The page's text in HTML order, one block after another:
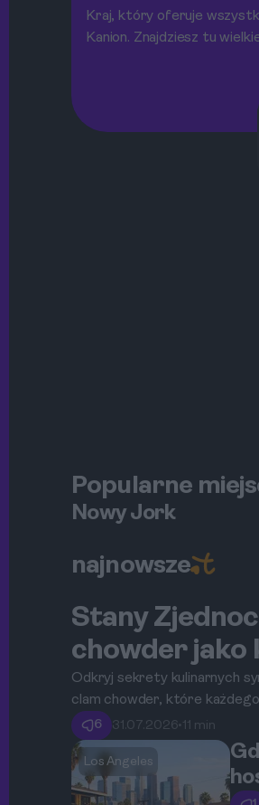
Kraj, który oferuje
Kanion. Znajdziesz tu
Popularne
Nowy Jork
najnowsze
San Francisco
Stany
chowder jako
Odkryj sekrety kulinarnych
clam chowder, które
Zjednoczonych.
6 31.07.2026• 11 min
Los Angeles